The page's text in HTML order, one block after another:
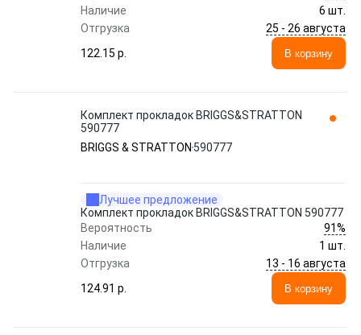
Наличие
6 шт.
Отгрузка
25 - 26 августа
122.15 p.
В корзину
Комплект прокладок BRIGGS&STRATTON
590777
BRIGGS & STRATTON 590777
Лучшее предложение
Комплект прокладок BRIGGS&STRATTON 590777
Вероятность
91%
Наличие
1 шт.
Отгрузка
13 - 16 августа
124.91 p.
В корзину